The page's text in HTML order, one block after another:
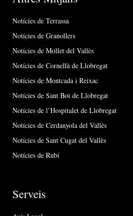
Notícies de Terrassa
Notícies de Granollers
Notícies de Mollet del Vallès
Notícies de Cornellà de Llobregat
Notícies de Montcada i Reixac
Notícies de Sant Boi de Llobregat
Notícies de l’Hospitalet de Llobregat
Notícies de Cerdanyola del Vallès
Notícies de Sant Cugat del Vallès
Notícies de Rubí
Serveis